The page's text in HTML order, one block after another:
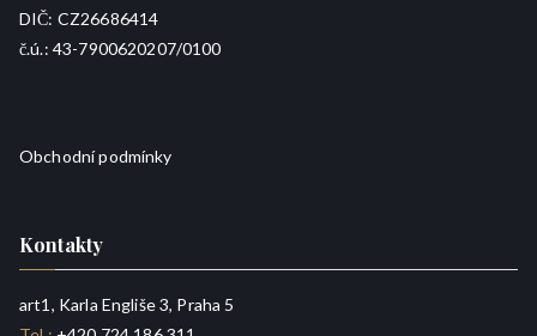
DIČ: CZ26686414
č.ú.: 43-7900620207/0100
Obchodní podmínky
Kontakty
art1, Karla Engliše 3, Praha 5